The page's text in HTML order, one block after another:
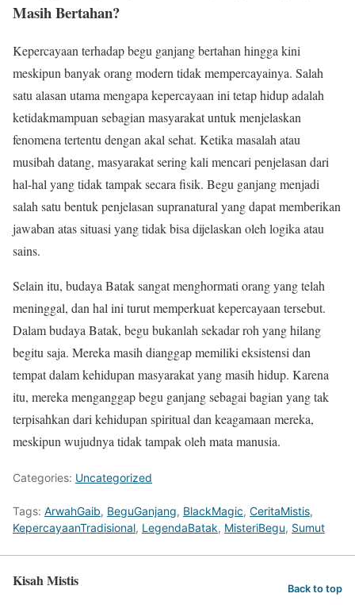
Masih Bertahan?
Kepercayaan terhadap begu ganjang bertahan hingga kini
meskipun banyak orang modern tidak mempercayainya. Salah
satu alasan utama mengapa kepercayaan ini tetap hidup adalah
ketidakmampuan sebagian masyarakat untuk menjelaskan
fenomena tertentu dengan akal sehat. Ketika masalah atau
musibah datang, masyarakat sering kali mencari penjelasan dari
hal-hal yang tidak tampak secara fisik. Begu ganjang menjadi
salah satu bentuk penjelasan supranatural yang dapat memberikan
jawaban atas situasi yang tidak bisa dijelaskan oleh logika atau
sains.
Selain itu, budaya Batak sangat menghormati orang yang telah
meninggal, dan hal ini turut memperkuat kepercayaan tersebut.
Dalam budaya Batak, begu bukanlah sekadar roh yang hilang
begitu saja. Mereka masih dianggap memiliki eksistensi dan
tempat dalam kehidupan masyarakat yang masih hidup. Karena
itu, mereka menganggap begu ganjang sebagai bagian yang tak
terpisahkan dari kehidupan spiritual dan keagamaan mereka,
meskipun wujudnya tidak tampak oleh mata manusia.
Categories: Uncategorized
Tags: ArwahGaib, BeguGanjang, BlackMagic, CeritaMistis,
KepercayaanTradisional, LegendaBatak, MisteriBegu, Sumut
Kisah Mistis Back to top